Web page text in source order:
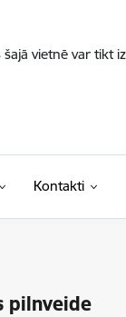
vietnē var tikt
Kontakti
pilnveide